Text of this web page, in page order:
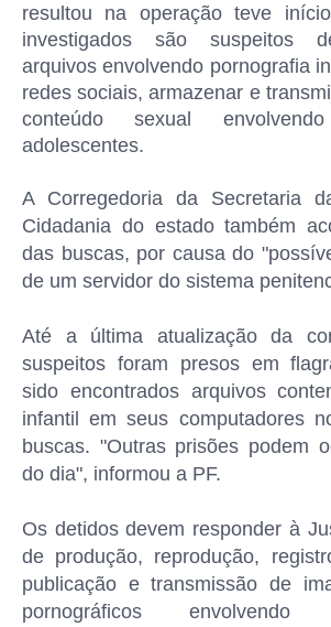
resultou na operação teve
investigados são suspeitos
arquivos envolvendo pornografia
redes sociais, armazenar e
conteúdo sexual
adolescentes.
A Corregedoria da Secretaria
Cidadania do estado também
das buscas, por causa do
de um servidor do sistema
Até a última atualização da
suspeitos foram presos em
sido encontrados arquivos
infantil em seus computadores
buscas. "Outras prisões podem
do dia", informou a PF.
Os detidos devem responder à
de produção, reprodução,
publicação e transmissão de
pornográficos